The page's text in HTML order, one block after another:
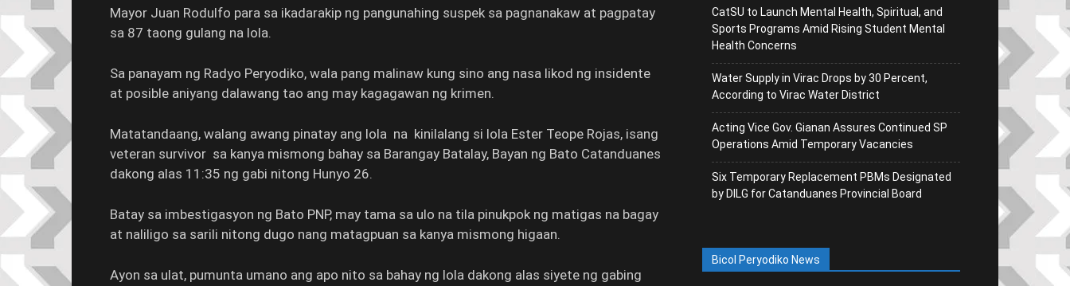
Mayor Juan Rodulfo para sa ikadarakip ng pangunahing suspek sa pagnanakaw at pagpatay
sa 87 taong gulang na lola.
Sa panayam ng Radyo Peryodiko, wala pang malinaw kung sino ang nasa likod ng insidente
at posible aniyang dalawang tao ang may kagagawan ng krimen.
Matatandaang, walang awang pinatay ang lola na kinilalang si lola Ester Teope Rojas, isang
veteran survivor sa kanya mismong bahay sa Barangay Batalay, Bayan ng Bato Catanduanes
dakong alas 11:35 ng gabi nitong Hunyo 26.
Batay sa imbestigasyon ng Bato PNP, may tama sa ulo na tila pinukpok ng matigas na bagay
at naliligo sa sarili nitong dugo nang matagpuan sa kanya mismong higaan.
Ayon sa ulat, pumunta umano ang apo nito sa bahay ng lola dakong alas siyete ng gabing
CatSU to Launch Mental Health, Spiritual, and
Sports Programs Amid Rising Student Mental
Health Concerns
Water Supply in Virac Drops by 30 Percent,
According to Virac Water District
Acting Vice Gov. Gianan Assures Continued SP
Operations Amid Temporary Vacancies
Six Temporary Replacement PBMs Designated
by DILG for Catanduanes Provincial Board
Bicol Peryodiko News